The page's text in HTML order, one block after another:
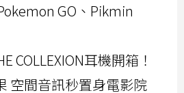
GO、Pikmin
COLLEXION耳機開箱！
空間音訊秒置身電影院